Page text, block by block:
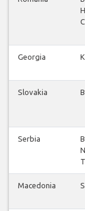
Georgia
Slovakia
Serbia
Macedonia